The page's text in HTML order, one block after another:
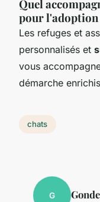
Quel
pour l'adoption
Les refuges et
personnalisés et
vous
démarche
chats
G